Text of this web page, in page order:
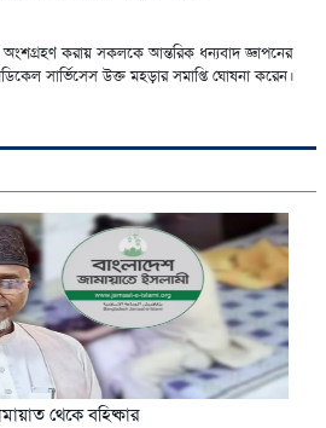
অংশগ্রহণ করায় সকলকে আন্তরিক ধন্যবাদ জ্ঞাপনের
সার্ভিসেস উক্ত মহড়ার সমাপ্তি ঘোষনা করেন।
থেকে বহিষ্কার